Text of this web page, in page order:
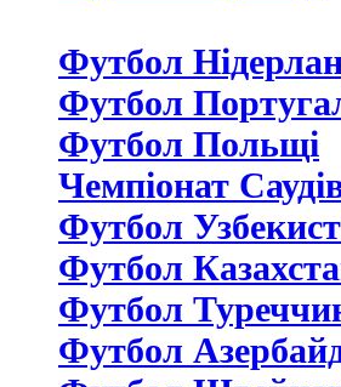
Футбол
Футбол
Футбол Польщі
Чемпіонат
Футбол
Футбол
Футбол
Футбол